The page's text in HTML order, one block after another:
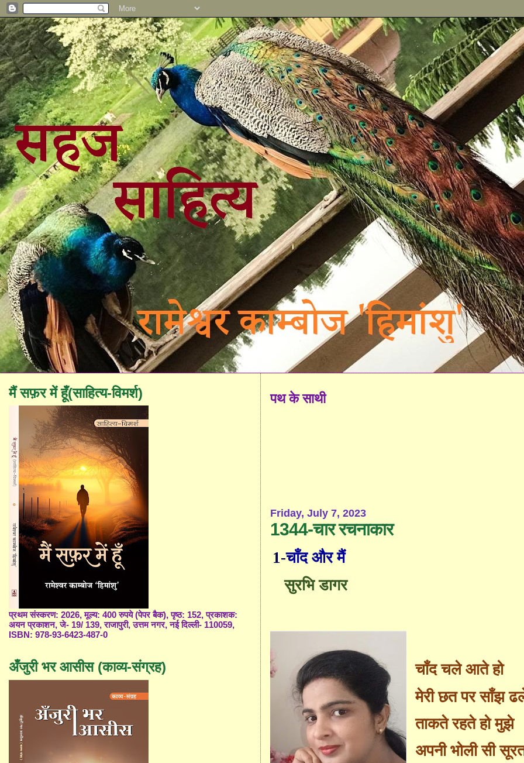
पथ के साथी
Friday, July 7, 2023
1344-चार रचनाकार
1-चाँद और मैं
सुरभि डागर
चाँद चले आते हो
मेरी छत परसाँझ
ताकते रहते हो मुझे
अपनी भोली सी
मैं सफ़र में हूँ(साहित्य-विमर्श)
प्रथम संस्करण: 2026, मूल्य: 400 रुपये (पेपर बैक), पृष्ठ: 152, प्रकाशक:
अयन प्रकाशन, जे- 19/ 139, राजापुरी, उत्तम नगर, नई दिल्ली- 110059,
ISBN: 978-93-6423-487-0
अँजुरी भर आसीस (काव्य-संग्रह)